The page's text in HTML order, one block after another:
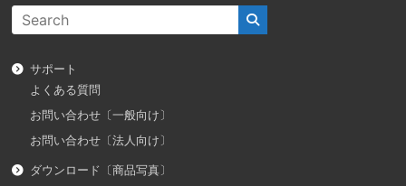
サポート
よくある質問
お問い合わせ〔一般向け〕
お問い合わせ〔法人向け〕
ダウンロード〔商品写真〕